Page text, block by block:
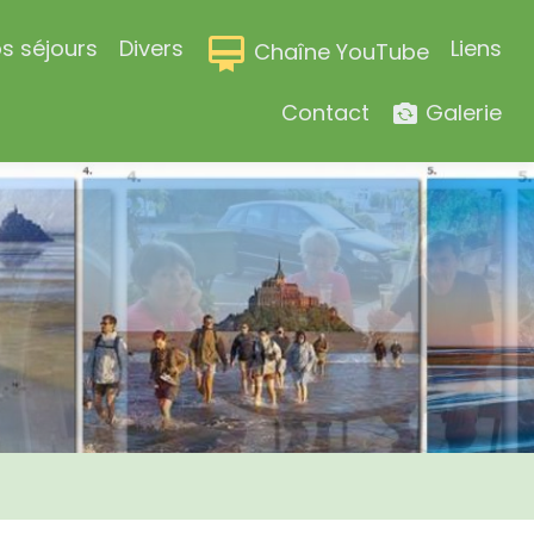
séjours Divers Chaîne YouTube Liens
Contact Galerie